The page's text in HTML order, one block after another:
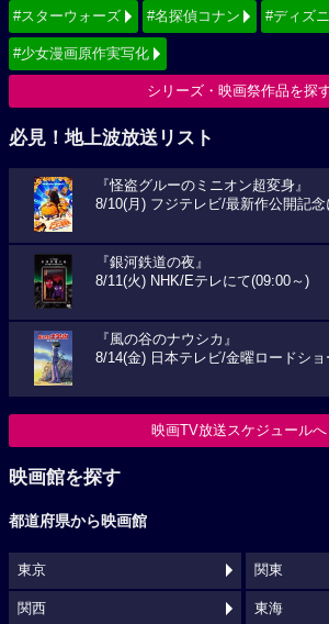
#スターウォーズ #名探偵コナン #ディズ
#少女漫画原作実写化
シリーズ・映画祭作品を探
必見！地上波放送リスト
『怪盗グルーのミニオン超変身』
8/10(月) フジテレビ/最新作公開記
『銀河鉄道の夜』
8/11(火) NHK/Eテレにて(09:00～)
『風の谷のナウシカ』
8/14(金) 日本テレビ/金曜ロードシ
映画TV放送スケジュールへ
映画館を探す
都道府県から映画館
東京 関東
関西 東海